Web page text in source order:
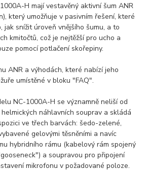
H mají vestavěný aktivní šum ANR
který umožňuje v pasivním řešení, které
jak snížit úroveň vnějšího šumu, a to
kmitočtů, což je nejtěžší pro ucho a
pomocí potlačení skořepiny.
ANR a výhodách, které nabízí jeho
umístěné v bloku "FAQ".
NC-1000A-H se významně neliší od
náhlavních souprav a skládá
ve třech barvách: šedo-zelené,
gelovými těsněními a navíc
hybridního rámu (kabelový rám spojený
a soupravou pro připojení
mikrofonu v požadované poloze.